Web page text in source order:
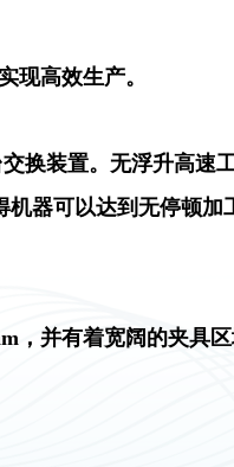
现高效生产。
换装置。无浮升高速
器可以达到无停顿加
，并有着宽阔的夹具